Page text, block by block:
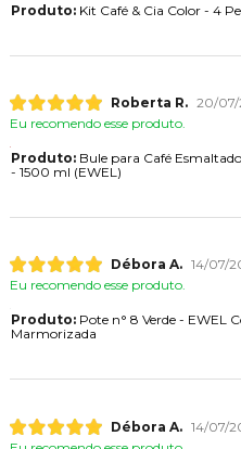
Produto:Kit Café & Cia Color - 4
Roberta R. 20/
Eu recomendo esse produto.
Produto:Bule para Café
- 1500 ml (EWEL)
Débora A. 14/07/
Eu recomendo esse produto.
Produto:Pote n° 8 Verde - EWEL
Marmorizada
Débora A. 14/07/